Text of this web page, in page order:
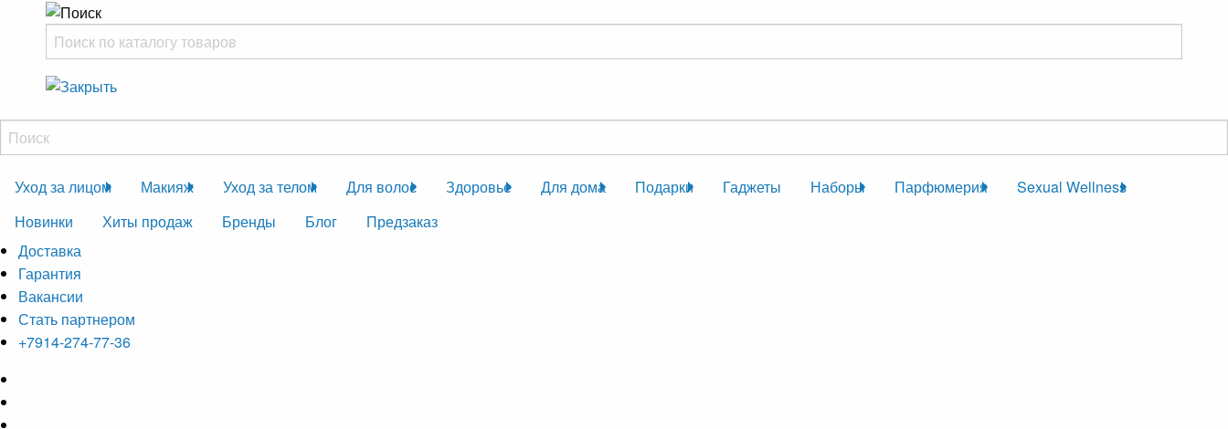
Уход за лицом Макияж Уход за телом Для волос Здоровье Для дома Подарки Гаджеты Наборы Парфюмерия
Sexual Wellness
Новинки
Хиты продаж Бренды Блог
Предзаказ
Доставка
Гарантия
Вакансии
Стать партнером
+7914-274-77-36